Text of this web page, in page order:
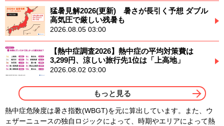
猛暑見解2026(更新) 暑さが長引く予想 ダブル
高気圧で厳しい残暑も
2026.08.05 03:00
【熱中症調査2026】熱中症の平均対策費は
3,299円、涼しい旅行先1位は「上高地」
2026.08.02 03:00
もっと見る
熱中症危険度は暑さ指数(WBGT)を元に算出しています。また、ウ
ェザーニュースの独自ロジックによって、時期やエリアによって熱